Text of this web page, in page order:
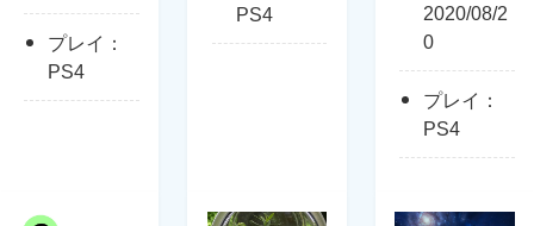
プレイ：
PS4
PS4
2020/08/2
0
プレイ：
PS4